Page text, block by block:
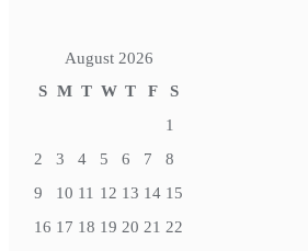
August 2026
S M T W T F
S
1
2
3 4 5 6 7
8
9
10 11 12 13 14 15
16 17 18 19 20 21 22